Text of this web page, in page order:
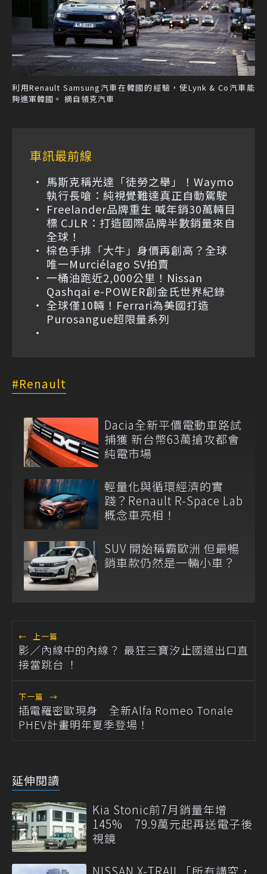
利用Renault Samsung汽車在韓國的經驗，使Lynk & Co汽車能
夠進軍韓國。 摘自領克汽車
車訊最前線
馬斯克稱光達「徒勞之舉」！Waymo
執行長嗆：純視覺難達真正自動駕駛
Freelander品牌重生 喊年銷30萬輛目
標 CJLR：打造國際品牌半數銷量來自
全球！
棕色手排「大牛」身價再創高？全球
唯一Murciélago SV拍賣
一桶油跑近2,000公里！Nissan
Qashqai e-POWER創金氏世界紀錄
全球僅10輛！Ferrari為美國打造
Purosangue超限量系列
Renault
Dacia全新平價電動車路試
捕獲 新台幣63萬搶攻都會
純電市場
輕量化與循環經濟的實
踐？Renault R-Space Lab
概念車亮相！
SUV 開始稱霸歐洲 但最暢
銷車款仍然是一輛小車？
← 上一篇
影／內線中的內線？ 最狂三寶汐止國道出口直
接當跳台 ！
下一篇 →
插電羅密歐現身 全新Alfa Romeo Tonale
PHEV計畫明年夏季登場！
延伸閱讀
Kia Stonic前7月銷量年增
145% 79.9萬元起再送電子後
視鏡